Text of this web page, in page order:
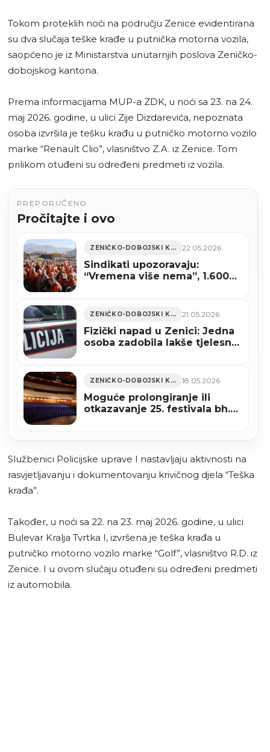
Tokom proteklih noći na području Zenice evidentirana
su dva slučaja teške krađe u putnička motorna vozila,
saopćeno je iz Ministarstva unutarnjih poslova Zeničko-
dobojskog kantona.
Prema informacijama MUP-a ZDK, u noći sa 23. na 24.
maj 2026. godine, u ulici Zije Dizdarevića, nepoznata
osoba izvršila je tešku krađu u putničko motorno vozilo
marke “Renault Clio”, vlasništvo Z.A. iz Zenice. Tom
prilikom otuđeni su određeni predmeti iz vozila.
PREPORUČENO
Pročitajte i ovo
ZENIČKO-DOBOJSKI KANTON 22.05.2026
Sindikati upozoravaju:
“Vremena više nema”, 1.600
ZENIČKO-DOBOJSKI KANTON 21.05.2026
Fizički napad u Zenici: Jedna
osoba zadobila lakše tjelesne
ZENIČKO-DOBOJSKI KANTON 18.05.2026
Moguće prolongiranje ili
otkazavanje 25. festivala bh.
Službenici Policijske uprave I nastavljaju aktivnosti na
rasvjetljavanju i dokumentovanju krivičnog djela “Teška
krađa”.
Također, u noći sa 22. na 23. maj 2026. godine, u ulici
Bulevar Kralja Tvrtka I, izvršena je teška krađa u
putničko motorno vozilo marke “Golf”, vlasništvo R.D. iz
Zenice. I u ovom slučaju otuđeni su određeni predmeti
iz automobila.